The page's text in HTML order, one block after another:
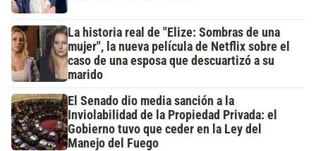
La historia real de "Elize: Sombras de una
mujer", la nueva película de Netflix sobre el
caso de una esposa que descuartizó a su
marido
El Senado dio media sanción a la
Inviolabilidad de la Propiedad Privada: el
Gobierno tuvo que ceder en la Ley del
Manejo del Fuego